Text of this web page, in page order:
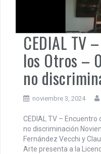
CEDIAL TV
los Otros –
no
noviembre 3, 2024
CEDIAL TV – Encuentro
no discriminación
Fernández Vecchi y
Arte presenta a la